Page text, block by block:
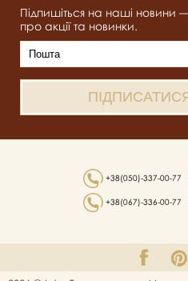
Підпишіться на наші
про акції та новинки.
+38(050)-337-00-77
+38(067)-336-00-77